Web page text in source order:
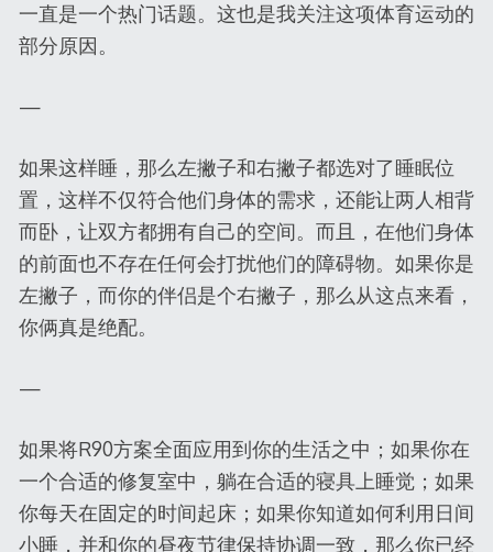
一直是一个热门话题。这也是我关注这项体育运动的
部分原因。
—
如果这样睡，那么左撇子和右撇子都选对了睡眠位
置，这样不仅符合他们身体的需求，还能让两人相背
而卧，让双方都拥有自己的空间。而且，在他们身体
的前面也不存在任何会打扰他们的障碍物。如果你是
左撇子，而你的伴侣是个右撇子，那么从这点来看，
你俩真是绝配。
—
如果将R90方案全面应用到你的生活之中；如果你在
一个合适的修复室中，躺在合适的寝具上睡觉；如果
你每天在固定的时间起床；如果你知道如何利用日间
小睡，并和你的昼夜节律保持协调一致，那么你已经